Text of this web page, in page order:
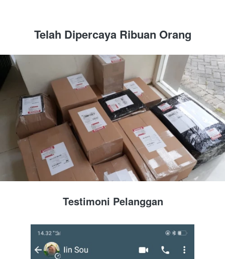
Telah Dipercaya Ribuan Orang
Testimoni Pelanggan